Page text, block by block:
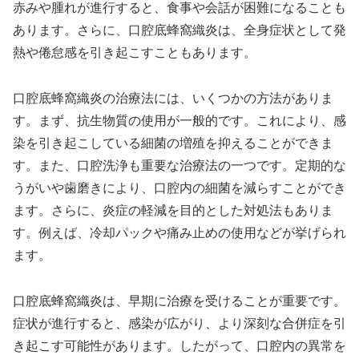
赤みや腫れが進行すると、食事や会話が困難になることも
あります。さらに、口腔底蜂窩織炎は、全身症状として発
熱や倦怠感を引き起こすこともあります。
口腔底蜂窩織炎の治療法には、いくつかの方法がありま
す。まず、抗生物質の使用が一般的です。これにより、感
染を引き起こしている細菌の増殖を抑えることができま
す。また、口腔洗浄も重要な治療法の一つです。定期的な
うがいや歯磨きにより、口腔内の細菌を減らすことができ
ます。さらに、炎症の軽減を目的とした対処法もありま
す。例えば、冷却パックや痛み止めの使用などが挙げられ
ます。
口腔底蜂窩織炎は、早期に治療を受けることが重要です。
症状が進行すると、感染が広がり、より深刻な合併症を引
き起こす可能性があります。したがって、口腔内の異常を